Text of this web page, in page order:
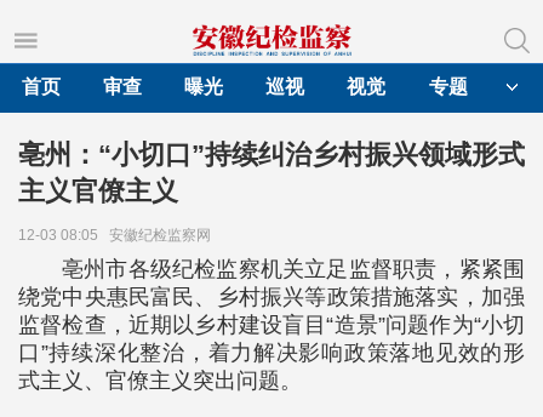
首页
审查 曝光 巡视 视觉 专题
亳州：“小切口”持续纠治乡村振兴领域形式
主义官僚主义
12-03 08:05 安徽纪检监察网
亳州市各级纪检监察机关立足监督职责，紧紧围
绕党中央惠民富民、乡村振兴等政策措施落实，加强
监督检查，近期以乡村建设盲目“造景”问题作为“小切
口”持续深化整治，着力解决影响政策落地见效的形
式主义、官僚主义突出问题。